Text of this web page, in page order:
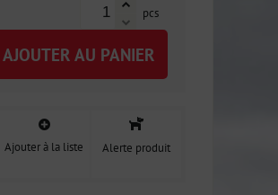
pcs
AJOUTER AU PANIER
Ajouter à la liste Alerte produit